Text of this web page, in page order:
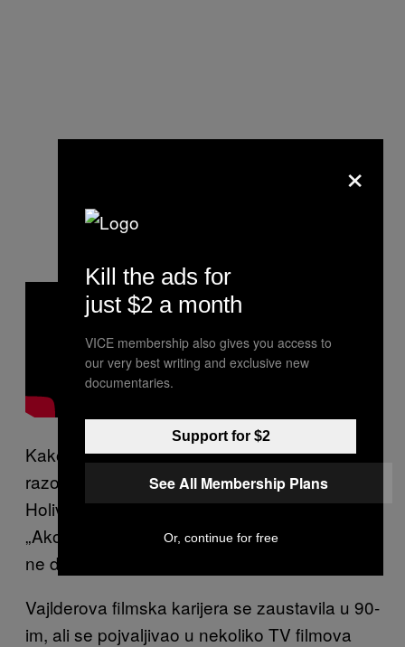
Kako je vreme prolazilo, Vajlder se generalno
razočarao u filmove.Žalio se Ozbornuda je u
Holivudu previše „psovanja“ i „ružnih reči“.
„Ako mi se neki projekat sviđa, radiću ga. Ali
ne dolazi toliko puno stvari“, rekao je.
Vajlderova filmska karijera se zaustavila u 90-
im, ali se pojvaljivao u nekoliko TV filmova
×
Kill the ads for
just $2 a month
VICE membership also gives you access to
our very best writing and exclusive new
documentaries.
Support for $2
See All Membership Plans
Or, continue for free